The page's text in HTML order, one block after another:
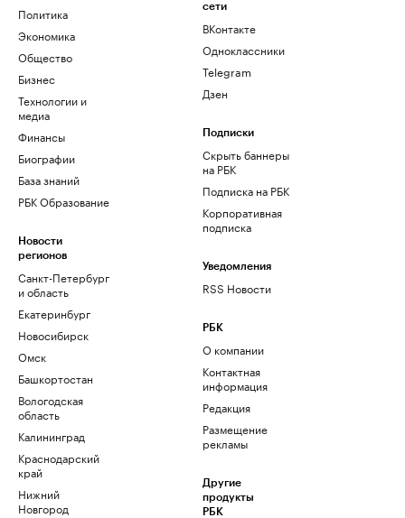
Политика
Экономика
Общество
Бизнес
Технологии и
медиа
Финансы
Биографии
База знаний
РБК Образование
Новости
регионов
Санкт-Петербург
и область
Екатеринбург
Новосибирск
Омск
Башкортостан
Вологодская
область
Калининград
Краснодарский
край
Нижний
Новгород
сети
ВКонтакте
Одноклассники
Telegram
Дзен
Подписки
Скрыть баннеры
на РБК
Подписка на РБК
Корпоративная
подписка
Уведомления
RSS Новости
РБК
О компании
Контактная
информация
Редакция
Размещение
рекламы
Другие
продукты
РБК